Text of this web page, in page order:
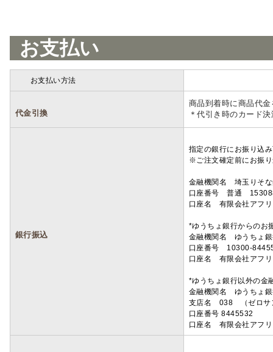
お支払い
お支払い方法
代金引換
商品到着時に商品代
＊代引き時のカード
銀行振込
指定の銀行にお振り込
※ご注文確定前にお振
金融機関名 埼玉りそ
口座番号 普通
口座名 有限会社アフ
*ゆうちょ銀行からのお
金融機関名 ゆうちょ
口座番号 10300-
口座名 有限会社アフ
*ゆうちょ銀行以外の金
金融機関名 ゆうちょ
支店名 038 （ゼロサ
口座番号 8445532
口座名 有限会社アフ